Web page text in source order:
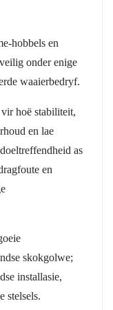
hobbels en
onder enige
waaierbedryf.
hoë stabiliteit,
en lae
as
en
skokgolwe;
installasie,
stelsels.